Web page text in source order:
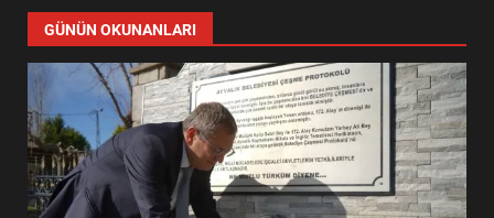
7
YENİ YÖNETİM NASIL
ŞEKİLLENDİ?
1
AYVALIK SU MİRASI İÇİN
HAREKETE GEÇİYOR: GÖZLER
BULUŞMADA
GÜNÜN OKUNANLARI